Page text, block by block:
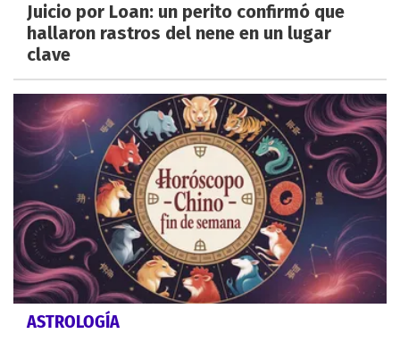
Juicio por Loan: un perito confirmó que
hallaron rastros del nene en un lugar
clave
ASTROLOGÍA